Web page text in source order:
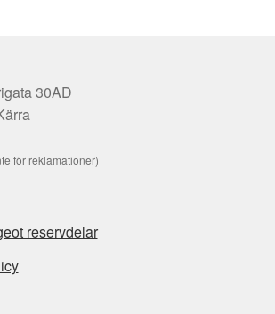
30AD
för reklamationer)
reservdelar